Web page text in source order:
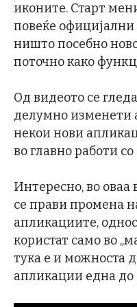
иконите. Старт
повеќе официјални
ништо посебно
поточно како
Од видеото се
делумно изменети
некои нови
во главно работи
Интересно, во оваа
се прави промена
апликациите,
користат само во
тука е и можноста
апликации една до